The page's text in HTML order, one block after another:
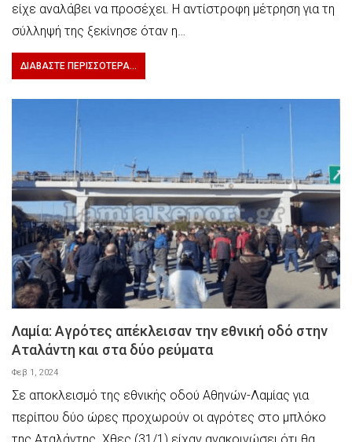
είχε αναλάβει να προσέχει. Η αντίστροφη μέτρηση για τη
σύλληψή της ξεκίνησε όταν η…
ΔΙΑΒΆΣΤΕ ΠΕΡΙΣΣΌΤΕΡΑ...
Λαμία: Αγρότες απέκλεισαν την εθνική οδό στην
Αταλάντη και στα δύο ρεύματα
Φεβ 1, 2024
Σε αποκλεισμό της εθνικής οδού Αθηνών-Λαμίας για
περίπου δύο ώρες προχωρούν οι αγρότες στο μπλόκο